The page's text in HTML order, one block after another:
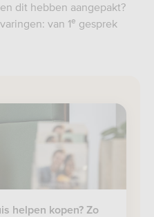
dit hebben aangepakt?
van 1e gesprek
helpen kopen? Zo